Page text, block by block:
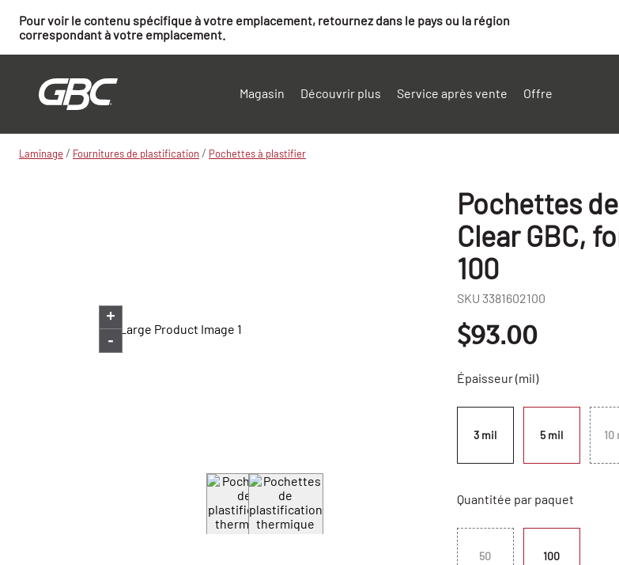
Pour voir le contenu spécifique à votre emplacement, retournez dans le pays ou la région
correspondant à votre emplacement.
Magasin Découvrir plus Service après vente Offre
Laminage / Fournitures de plastification / Pochettes à plastifier
+
-
Pochettes
Clear GBC,
100
SKU 3381602100
$93.00
Épaisseur (mil)
3 mil 5 mil 10
Quantitée par paquet
50 100